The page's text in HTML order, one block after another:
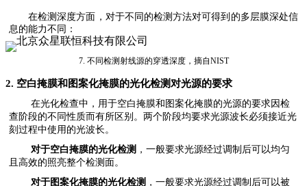
在检测深度方面，对于不同的检测方法对可得到的多层膜深处信
息的能力不同：
7. 不同检测射线源的穿透深度，摘自NIST
2. 空白掩膜和图案化掩膜的光化检测对光源的要求
在光化检查中，用于空白掩膜和图案化掩膜的光源的要求因检
查阶段的不同性质而有所区别。 两个阶段均要求光源波长必须接近光
刻过程中使用的光波长。
对于空白掩膜的光化检测 ，一般要求光源经过调制后可以均匀
且高效的照亮整个检测面。
对于图案化掩膜的光化检测 ，一般要求光源经过调制后可以被